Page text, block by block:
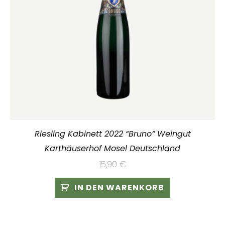
Riesling Kabinett 2022 “Bruno” Weingut
Karthäuserhof Mosel Deutschland
15,90 €
IN DEN WARENKORB